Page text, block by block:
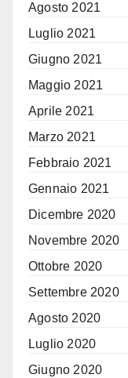
Agosto 2021
Luglio 2021
Giugno 2021
Maggio 2021
Aprile 2021
Marzo 2021
Febbraio 2021
Gennaio 2021
Dicembre 2020
Novembre 2020
Ottobre 2020
Settembre 2020
Agosto 2020
Luglio 2020
Giugno 2020